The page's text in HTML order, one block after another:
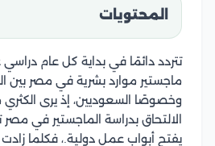
المحتويات
تتردد دائمًا في بداية كل عام دراسي
ماجستير موارد بشرية في مصر بين
وخصوصًا السعوديين، إذ يرى
الالتحاق بدراسة الماجستير في
يفتح أبواب عمل دولية.، فكلما